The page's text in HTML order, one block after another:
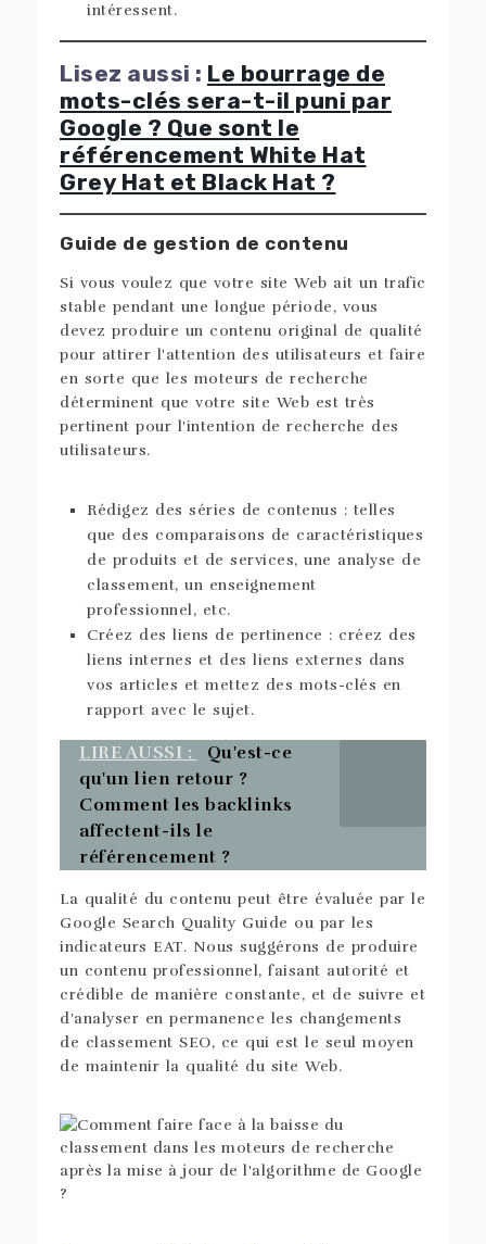
intéressent.
Lisez aussi : Le bourrage de
mots-clés sera-t-il puni par
Google ? Que sont le
référencement White Hat
Grey Hat et Black Hat ?
Guide de gestion de contenu
Si vous voulez que votre site Web ait un trafic
stable pendant une longue période, vous
devez produire un contenu original de qualité
pour attirer l'attention des utilisateurs et faire
en sorte que les moteurs de recherche
déterminent que votre site Web est très
pertinent pour l'intention de recherche des
utilisateurs.
Rédigez des séries de contenus : telles
que des comparaisons de caractéristiques
de produits et de services, une analyse de
classement, un enseignement
professionnel, etc.
Créez des liens de pertinence : créez des
liens internes et des liens externes dans
vos articles et mettez des mots-clés en
rapport avec le sujet.
LIRE AUSSI :
Qu'est-ce
qu'un lien retour ?
Comment les backlinks
affectent-ils le
référencement ?
La qualité du contenu peut être évaluée par le
Google Search Quality Guide ou par les
indicateurs EAT. Nous suggérons de produire
un contenu professionnel, faisant autorité et
crédible de manière constante, et de suivre et
d'analyser en permanence les changements
de classement SEO, ce qui est le seul moyen
de maintenir la qualité du site Web.